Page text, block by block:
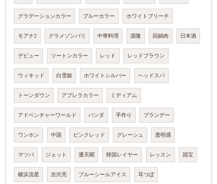
グラデーションカラー ブルーカラー ホワイトブリーチ
モアナ2 グラメゾンパリ 中華料理 源隆 回鍋肉 日本酒
デビュー ツートンカラー レッド レッドブラウン
ウィキッド 白雪姫 ホワイトシルバー ヘッドスパ
トーンダウン アブレラカラー ミディアム
アドベンチャーワールド パンダ 手作り ブランデー
ワンホン 中国 ピンクレッド グレーシュ 透明感
マツパ ジェット 通天閣 韓国レイヤー レッスン 国宝
横浜流星 吉沢亮 ブルーシールアイス 耳つぼ